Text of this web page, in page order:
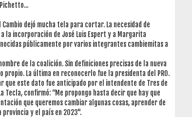
dejó mucha tela para cortar. La necesidad de
la incorporación de José Luis Espert y a Margarita
públicamente por varios integrantes cambiemitas a
de la coalición. Sin definiciones precisas de la nueva
La última en reconocerlo fue la presidenta del PRO.
que este dato fue anticipado por el intendente de Tres de
Tecla, confirmó: “Me propongo hasta decir que hay que
que queremos cambiar algunas cosas, aprender de
y el país en 2023".